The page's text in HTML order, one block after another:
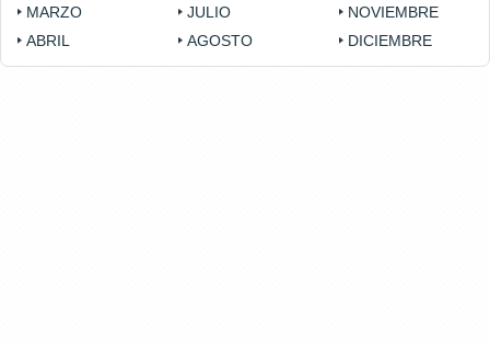
MARZO
ABRIL
JULIO
AGOSTO
NOVIEMBRE
DICIEMBRE